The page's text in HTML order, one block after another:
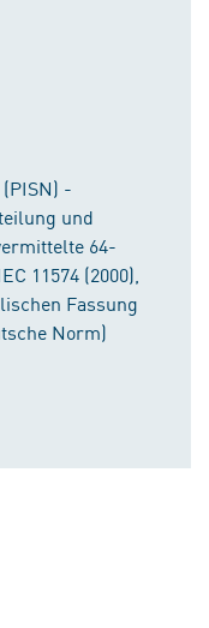
-
und
64-
11574 (2000),
Fassung
Norm)